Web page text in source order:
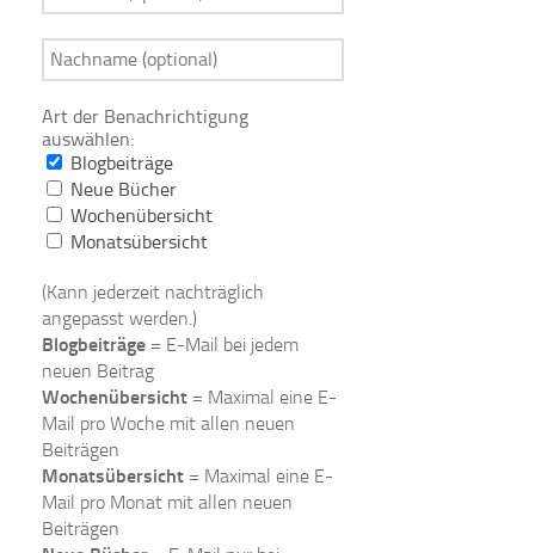
Art der Benachrichtigung
auswählen:
Blogbeiträge
Neue Bücher
Wochenübersicht
Monatsübersicht
(Kann jederzeit nachträglich
angepasst werden.)
Blogbeiträge = E-Mail bei jedem
neuen Beitrag
Wochenübersicht = Maximal eine E-
Mail pro Woche mit allen neuen
Beiträgen
Monatsübersicht = Maximal eine E-
Mail pro Monat mit allen neuen
Beiträgen